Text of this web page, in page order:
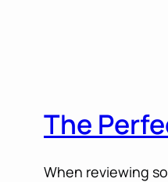
The
When reviewing